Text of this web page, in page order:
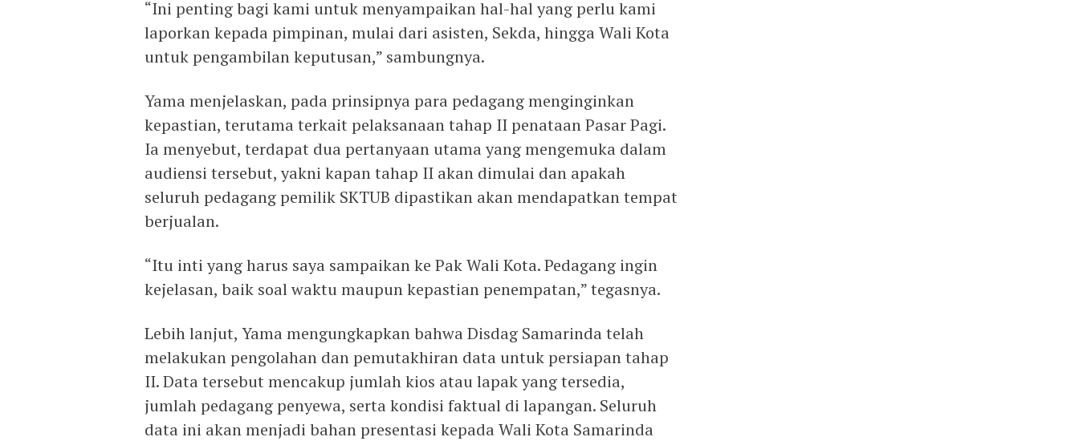
“Ini penting bagi kami untuk menyampaikan hal-hal yang perlu kami
laporkan kepada pimpinan, mulai dari asisten, Sekda, hingga Wali Kota
untuk pengambilan keputusan,” sambungnya.
Yama menjelaskan, pada prinsipnya para pedagang menginginkan
kepastian, terutama terkait pelaksanaan tahap II penataan Pasar Pagi.
Ia menyebut, terdapat dua pertanyaan utama yang mengemuka dalam
audiensi tersebut, yakni kapan tahap II akan dimulai dan apakah
seluruh pedagang pemilik SKTUB dipastikan akan mendapatkan tempat
berjualan.
“Itu inti yang harus saya sampaikan ke Pak Wali Kota. Pedagang ingin
kejelasan, baik soal waktu maupun kepastian penempatan,” tegasnya.
Lebih lanjut, Yama mengungkapkan bahwa Disdag Samarinda telah
melakukan pengolahan dan pemutakhiran data untuk persiapan tahap
II. Data tersebut mencakup jumlah kios atau lapak yang tersedia,
jumlah pedagang penyewa, serta kondisi faktual di lapangan. Seluruh
data ini akan menjadi bahan presentasi kepada Wali Kota Samarinda